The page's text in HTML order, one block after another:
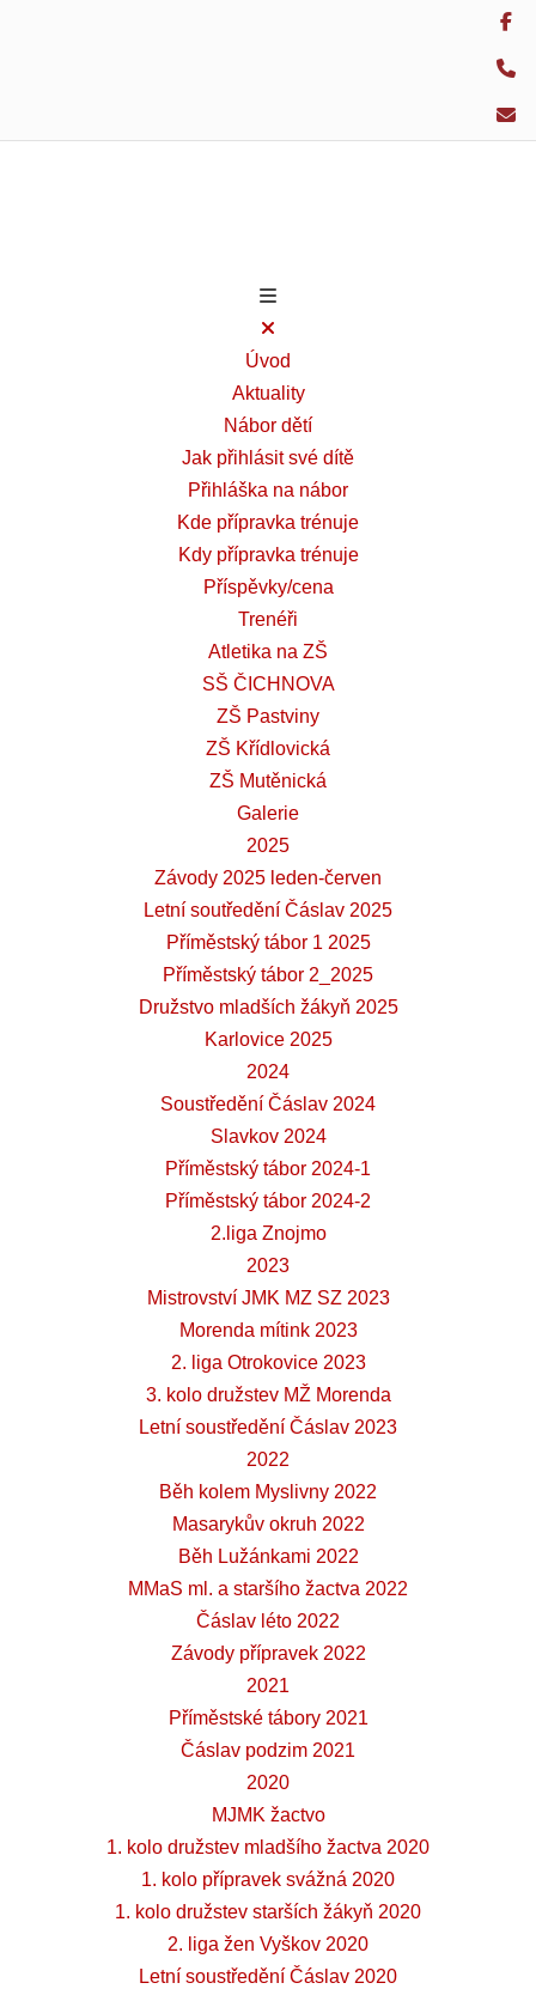
Úvod
Aktuality
Nábor dětí
Jak přihlásit své dítě
Přihláška na nábor
Kde přípravka trénuje
Kdy přípravka trénuje
Příspěvky/cena
Trenéři
Atletika na ZŠ
SŠ ČICHNOVA
ZŠ Pastviny
ZŠ Křídlovická
ZŠ Mutěnická
Galerie
2025
Závody 2025 leden-červen
Letní soutředění Čáslav 2025
Příměstský tábor 1 2025
Příměstský tábor 2_2025
Družstvo mladších žákyň 2025
Karlovice 2025
2024
Soustředění Čáslav 2024
Slavkov 2024
Příměstský tábor 2024-1
Příměstský tábor 2024-2
2.liga Znojmo
2023
Mistrovství JMK MZ SZ 2023
Morenda mítink 2023
2. liga Otrokovice 2023
3. kolo družstev MŽ Morenda
Letní soustředění Čáslav 2023
2022
Běh kolem Myslivny 2022
Masarykův okruh 2022
Běh Lužánkami 2022
MMaS ml. a staršího žactva 2022
Čáslav léto 2022
Závody přípravek 2022
2021
Příměstské tábory 2021
Čáslav podzim 2021
2020
MJMK žactvo
1. kolo družstev mladšího žactva 2020
1. kolo přípravek svážná 2020
1. kolo družstev starších žákyň 2020
2. liga žen Vyškov 2020
Letní soustředění Čáslav 2020